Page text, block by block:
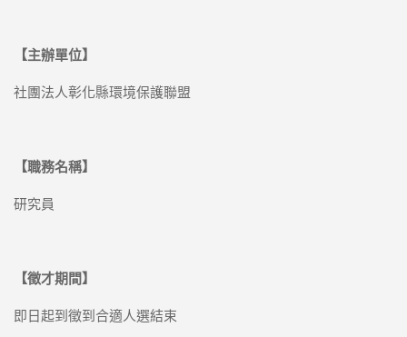
【主辦單位】
社團法人彰化縣環境保護聯盟
【職務名稱】
研究員
【徵才期間】
即日起到徵到合適人選結束